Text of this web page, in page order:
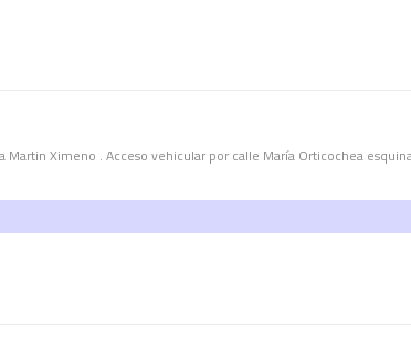
Martin Ximeno . Acceso vehicular por calle María Orticochea